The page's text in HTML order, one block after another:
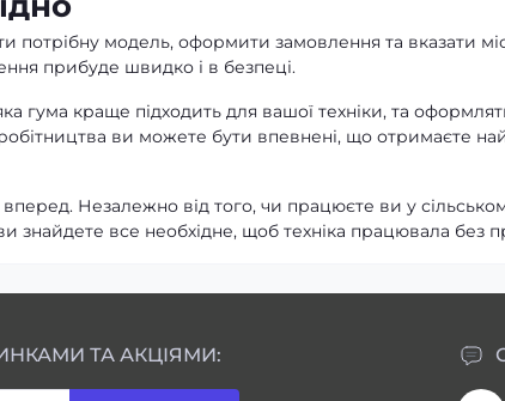
модель, оформити замовлення та вказати
прибуде швидко і в безпеці.
гума краще підходить для вашої техніки, та
ви можете бути впевнені, що отримаєте
Незалежно від того, чи працюєте ви у
знайдете все необхідне, щоб техніка працювала без
ТА АКЦІЯМИ: